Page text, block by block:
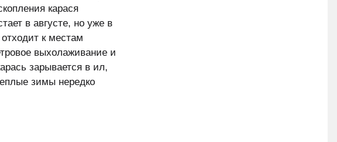
карася
в августе, но уже в
к местам
выхолаживание и
зарывается в ил,
зимы нередко